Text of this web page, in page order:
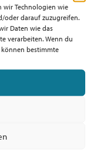
wir Technologien wie
oder darauf zuzugreifen.
Daten wie das
verarbeiten. Wenn du
bestimmte
etwas habt, über
lasst es uns